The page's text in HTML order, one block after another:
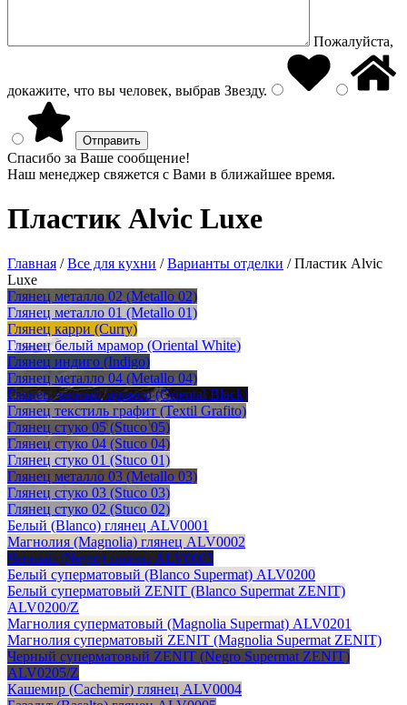
Пожалуйста,
докажите, что вы человек, выбрав Звезду.
Спасибо за Ваше сообщение!
Наш менеджер свяжется с Вами в ближайшее время.
Пластик Alvic Luxe
Главная /Все для кухни /Варианты отделки /Пластик Alvic
Luxe
Глянец металло 02 (Metallo 02)
Глянец металло 01 (Metallo 01)
Глянец карри (Curry)
Глянец белый мрамор (Oriental White)
Глянец индиго (Indigo)
Глянец металло 04 (Metallo 04)
Глянец черный мрамор (Oriental Black)
Глянец текстиль графит (Textil Grafito)
Глянец стуко 05 (Stuco 05)
Глянец стуко 04 (Stuco 04)
Глянец стуко 01 (Stuco 01)
Глянец металло 03 (Metallo 03)
Глянец стуко 03 (Stuco 03)
Глянец стуко 02 (Stuco 02)
Белый (Blanco) глянец ALV0001
Магнолия (Magnolia) глянец ALV0002
Черный (Negro) глянец ALV0003
Белый суперматовый (Blanco Supermat) ALV0200
Белый суперматовый ZENIT (Blanco Supermat ZENIT)
ALV0200/Z
Магнолия суперматовый (Magnolia Supermat) ALV0201
Магнолия суперматовый ZENIT (Magnolia Supermat ZENIT)
Черный суперматовый ZENIT (Negro Supermat ZENIT)
ALV0205/Z
Кашемир (Cachemir) глянец ALV0004